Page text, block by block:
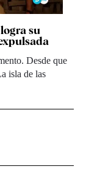
su
Desde que
isla de las